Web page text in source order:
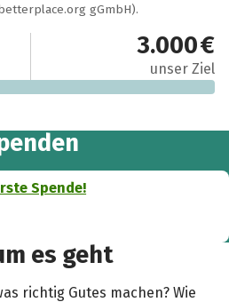
gGmbH).
3.000 €
unser Ziel
Spende!
es geht
richtig Gutes machen? Wie